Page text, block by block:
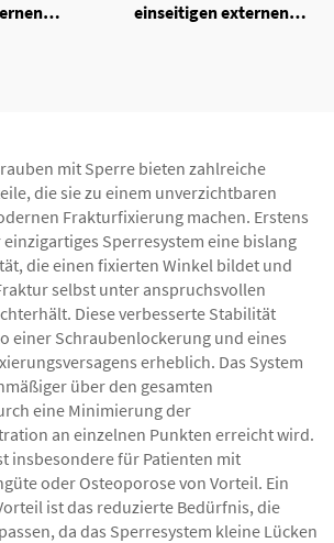
einseitigen externen
mit Sperre bieten zahlreiche
die sie zu einem unverzichtbaren
Frakturfixierung machen. Erstens
Sperresystem eine bislang
die einen fixierten Winkel bildet und
selbst unter anspruchsvollen
Diese verbesserte Stabilität
einer Schraubenlockerung und eines
erheblich. Das System
über den gesamten
eine Minimierung der
an einzelnen Punkten erreicht wird.
insbesondere für Patienten mit
oder Osteoporose von Vorteil. Ein
ist das reduzierte Bedürfnis, die
da das Sperresystem kleine Lücken